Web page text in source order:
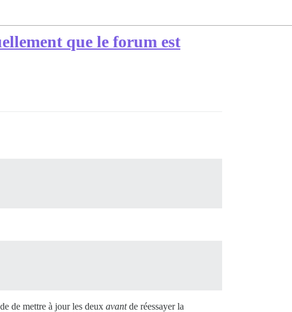
que le forum est
de mettre à jour les deux avantde réessayer la